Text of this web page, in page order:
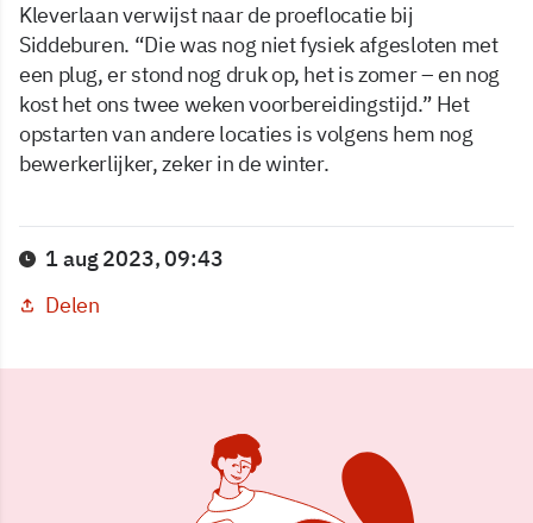
Kleverlaan verwijst naar de proeflocatie bij
Siddeburen. “Die was nog niet fysiek afgesloten met
een plug, er stond nog druk op, het is zomer – en nog
kost het ons twee weken voorbereidingstijd.” Het
opstarten van andere locaties is volgens hem nog
bewerkerlijker, zeker in de winter.
1 aug 2023, 09:43
Delen